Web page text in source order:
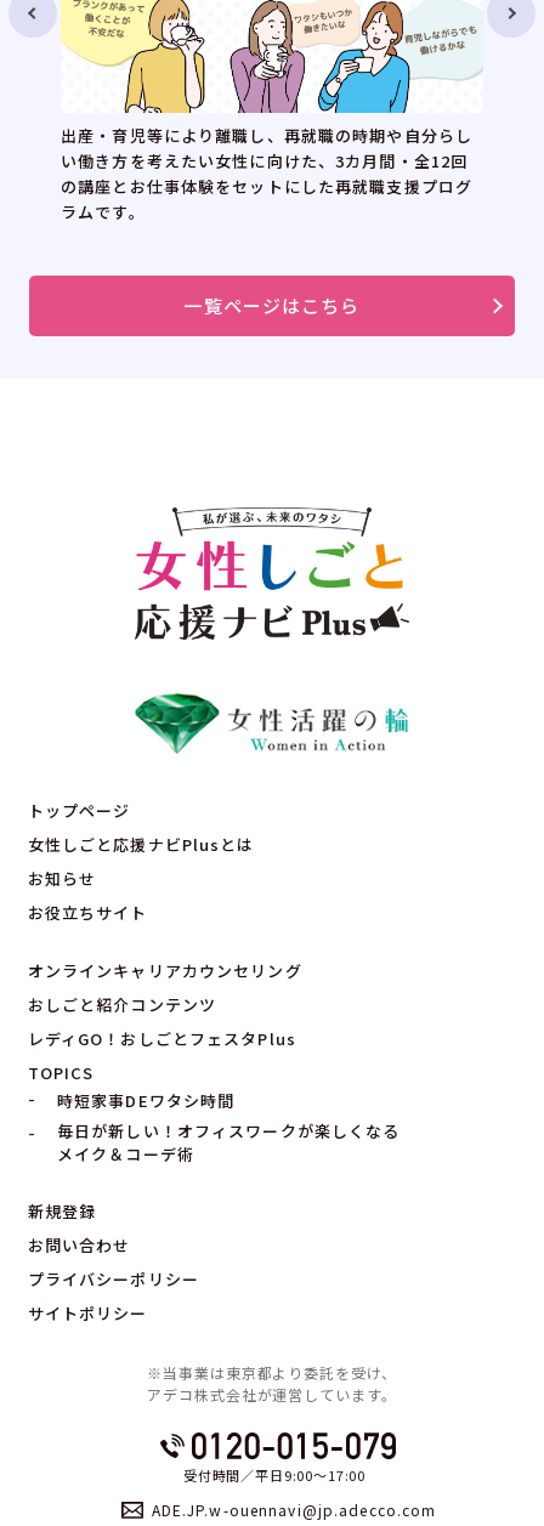
再就職を考え始めた子育て中の女性を対象に、就職活
動に役立つセミナーと、両立しながら働く女性との交
流会を組み合わせたイベントです。実際の働き方や両
立のコツ、家庭との両立を応援する企業の情報などの
一覧ページはこちら
トップページ
女性しごと応援ナビPlusとは
お知らせ
お役立ちサイト
オンラインキャリアカウンセリング
おしごと紹介コンテンツ
レディGO！おしごとフェスタPlus
TOPICS
時短家事DEワタシ時間
毎日が新しい！オフィスワークが楽しくなる
メイク＆コーデ術
新規登録
お問い合わせ
プライバシーポリシー
サイトポリシー
※当事業は東京都より委託を受け、
アデコ株式会社が運営しています。
受付時間／平日9:00〜17:00
ADE.JP.w-ouennavi@jp.adecco.com